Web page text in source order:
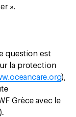
».
question est
la protection
),
Grèce avec le